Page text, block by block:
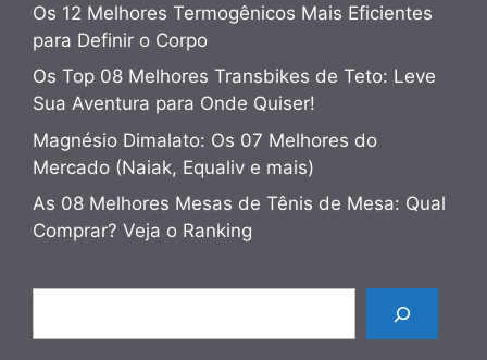
Os 12 Melhores Termogênicos Mais Eficientes
para Definir o Corpo
Os Top 08 Melhores Transbikes de Teto: Leve
Sua Aventura para Onde Quiser!
Magnésio Dimalato: Os 07 Melhores do
Mercado (Naiak, Equaliv e mais)
As 08 Melhores Mesas de Tênis de Mesa: Qual
Comprar? Veja o Ranking